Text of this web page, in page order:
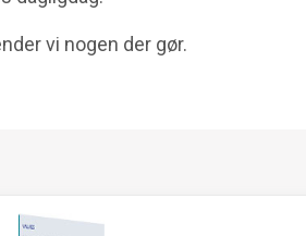
vi nogen der gør.